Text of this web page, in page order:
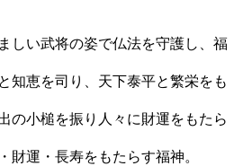
い武将の姿で仏法を守護し、福
恵を司り、天下泰平と繁栄をも
小槌を振り人々に財運をもたら
運・長寿をもたらす福神。